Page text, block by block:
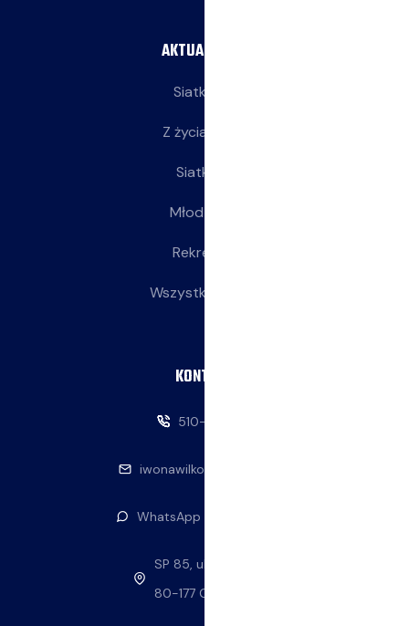
AKTUALNOŚCI
Siatkarze
Z życia klubu
Siatkarki
Młodziczki
Rekreacja
Wszystkie wpisy
KONTAKT
510-146-069
iwonawilkowska@interia.pl
WhatsApp — napisz do nas
SP 85, ul. Stolema 59
80-177 Gdańsk